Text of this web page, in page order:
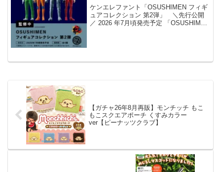
ト】
ケンエレファント「OSUSHIMEN フィギ
ュアコレクション 第2弾」 ＼先行公開
／ 2026 年7月頃発売予定 「OSUSHIMEN
【ガチャ26年8月再販】モンチッチ もこ
もこスクエアポーチ くすみカラー
ver【ピーナッツクラブ】